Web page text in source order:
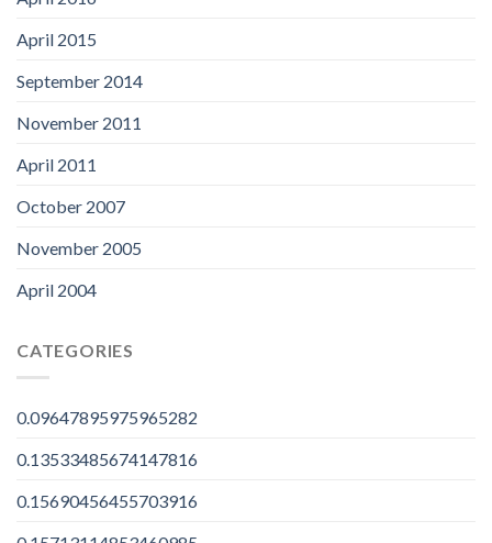
April 2015
September 2014
November 2011
April 2011
October 2007
November 2005
April 2004
CATEGORIES
0.09647895975965282
0.13533485674147816
0.15690456455703916